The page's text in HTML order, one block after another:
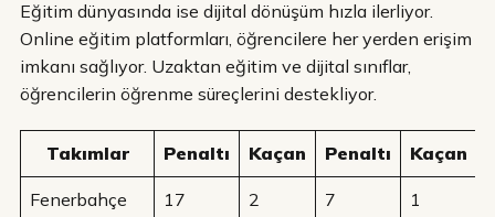
Eğitim dünyasında ise dijital dönüşüm hızla ilerliyor.
Online eğitim platformları, öğrencilere her yerden erişim
imkanı sağlıyor. Uzaktan eğitim ve dijital sınıflar,
öğrencilerin öğrenme süreçlerini destekliyor.
Takımlar Penaltı Kaçan Penaltı Kaçan
Fenerbahçe 17 2 7 1